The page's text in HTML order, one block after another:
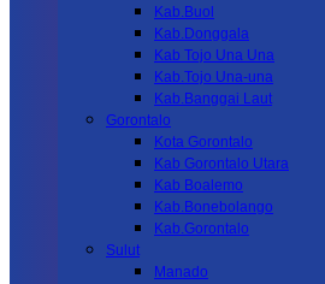
Kab.Buol
Kab.Donggala
Kab Tojo Una Una
Kab.Tojo Una-una
Kab.Banggai Laut
Gorontalo
Kota Gorontalo
Kab Gorontalo Utara
Kab Boalemo
Kab.Bonebolango
Kab.Gorontalo
Sulut
Manado